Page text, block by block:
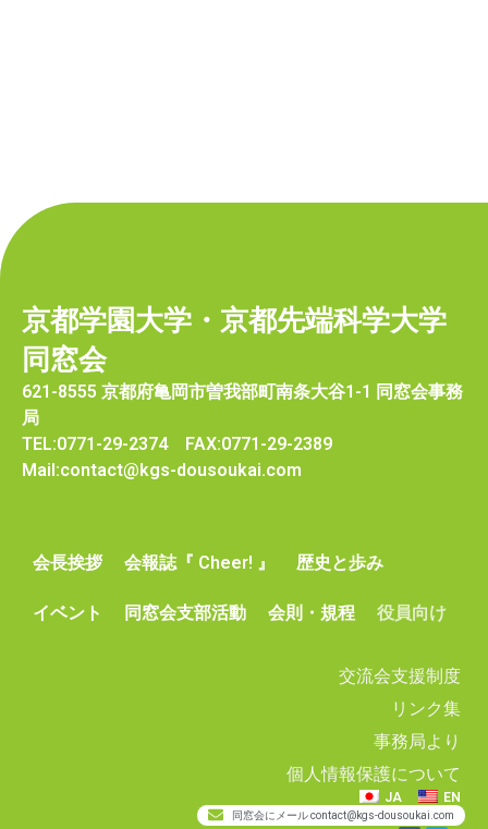
京都学園大学・京都先端科学大学
同窓会
621-8555 京都府亀岡市曽我部町南条大谷1-1 同窓会事務
局
TEL:0771-29-2374 FAX:0771-29-2389
Mail:contact@kgs-dousoukai.com
会長挨拶 会報誌『 Cheer! 』 歴史と歩み
イベント 同窓会支部活動 会則・規程 役員向け
交流会支援制度
リンク集
事務局より
個人情報保護について
JA EN
同窓会にメール contact@kgs-dousoukai.com